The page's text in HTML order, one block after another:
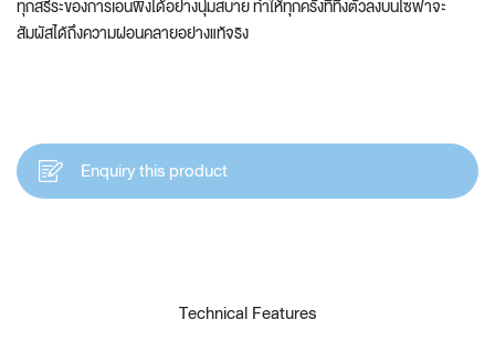
ทุกสรีระของการเอนพิงได้อย่างนุ่มสบาย ทำให้ทุกครั้งที่ทิ้งตัวลงบนโซฟาจะ
สัมผัสได้ถึงความผ่อนคลายอย่างแท้จริง
Enquiry this product
Technical Features